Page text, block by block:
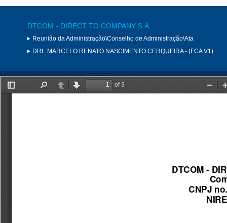
DTCOM - DIRECT TO COMPANY S.A.
Reunião da Administração\Conselho de Administração\Ata
DRI: MARCELO RENATO NASCIMENTO CERQUEIRA - (FCA V1)